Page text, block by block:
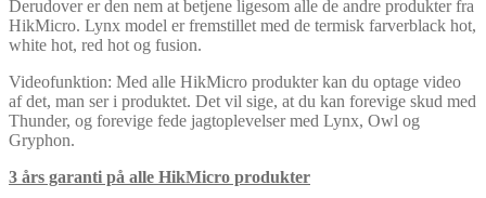
Derudover er den nem at betjene ligesom alle de andre produkter fra
HikMicro. Lynx model er fremstillet med de termisk farverblack hot,
white hot, red hot og fusion.
Videofunktion: Med alle HikMicro produkter kan du optage video
af det, man ser i produktet. Det vil sige, at du kan forevige skud med
Thunder, og forevige fede jagtoplevelser med Lynx, Owl og
Gryphon.
3 års garanti på alle HikMicro produkter